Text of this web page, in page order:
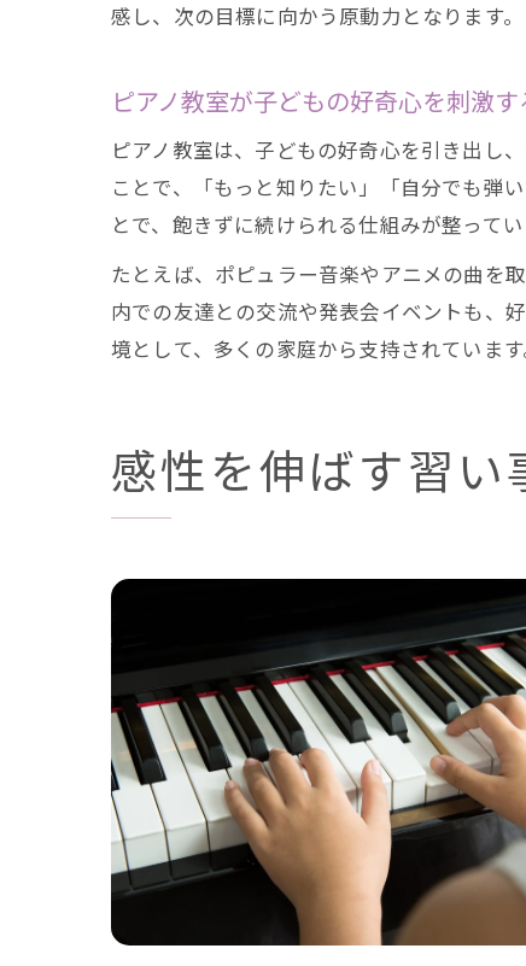
感し、次の目標に向かう原動力となります。
ピアノ教室が子どもの好奇心を刺激
ピアノ教室は、子どもの好奇心を引き出し
ことで、「もっと知りたい」「自分でも弾
とで、飽きずに続けられる仕組みが整ってい
たとえば、ポピュラー音楽やアニメの曲を
内での友達との交流や発表会イベントも、
境として、多くの家庭から支持されています
感性を伸ばす習